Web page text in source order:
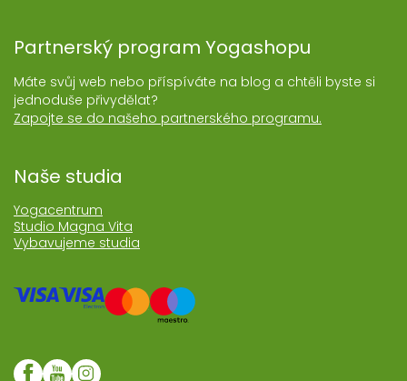
Partnerský program Yogashopu
Máte svůj web nebo příspíváte na blog a chtěli byste si
jednoduše přivydělat?
Zapojte se do našeho partnerského programu.
Naše studia
Yogacentrum
Studio Magna Vita
Vybavujeme studia